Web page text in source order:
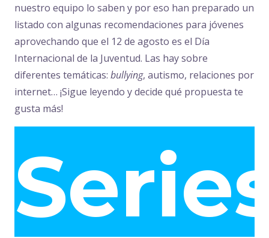
nuestro equipo lo saben y por eso han preparado un
listado con algunas recomendaciones para jóvenes
aprovechando que el 12 de agosto es el Día
Internacional de la Juventud. Las hay sobre
diferentes temáticas: bullying, autismo, relaciones por
internet… ¡Sigue leyendo y decide qué propuesta te
gusta más!